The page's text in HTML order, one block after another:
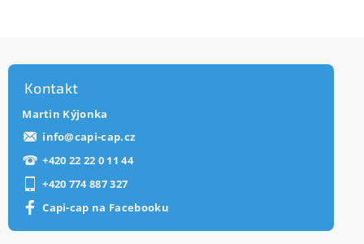
Kontakt
Martin Kýjonka
info@capi-cap.cz
+420 22 22 0 11 44
+420 774 887 327
Capi-cap na Facebooku